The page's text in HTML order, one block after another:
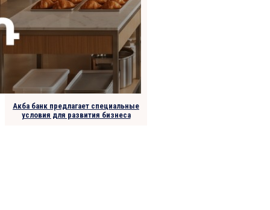
Акба банк предлагает специальные
условия для развития бизнеса